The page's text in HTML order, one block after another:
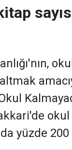
yüzde 200